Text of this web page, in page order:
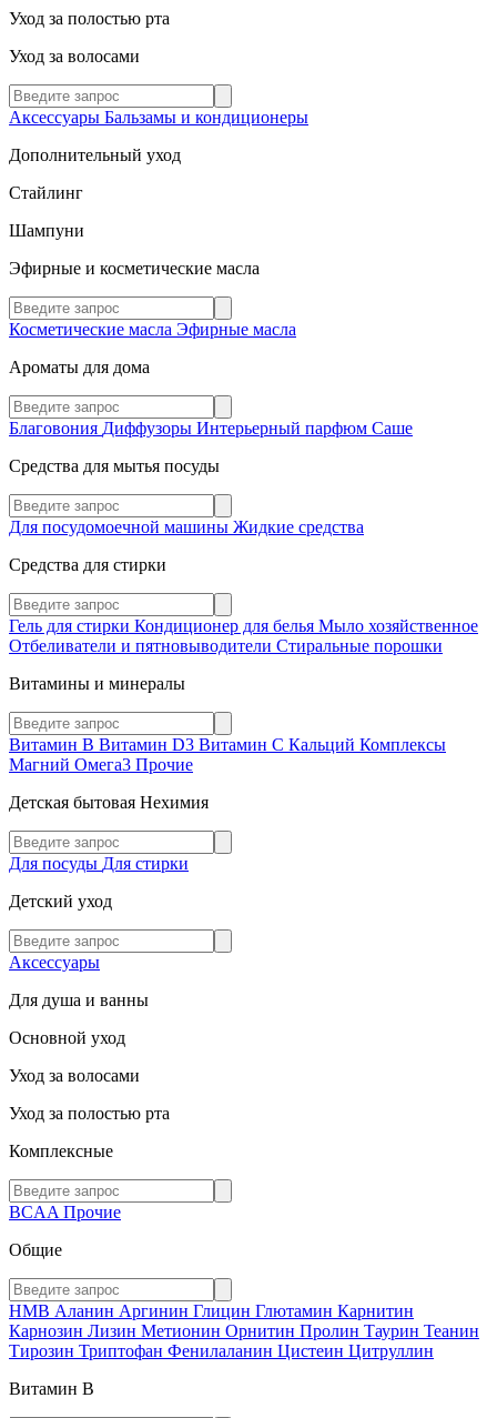
Уход за полостью рта
Уход за волосами
Аксессуары Бальзамы и кондиционеры
Дополнительный уход
Стайлинг
Шампуни
Эфирные и косметические масла
Косметические масла Эфирные масла
Ароматы для дома
Благовония Диффузоры Интерьерный парфюм Саше
Средства для мытья посуды
Для посудомоечной машины Жидкие средства
Средства для стирки
Гель для стирки Кондиционер для белья Мыло хозяйственное
Отбеливатели и пятновыводители Стиральные порошки
Витамины и минералы
Витамин В Витамин D3 Витамин С Кальций Комплексы
Магний Омега3 Прочие
Детская бытовая Нехимия
Для посуды Для стирки
Детский уход
Аксессуары
Для душа и ванны
Основной уход
Уход за волосами
Уход за полостью рта
Комплексные
BCAA Прочие
Общие
HMB Аланин Аргинин Глицин Глютамин Карнитин
Карнозин Лизин Метионин Орнитин Пролин Таурин Теанин
Тирозин Триптофан Фенилаланин Цистеин Цитруллин
Витамин В